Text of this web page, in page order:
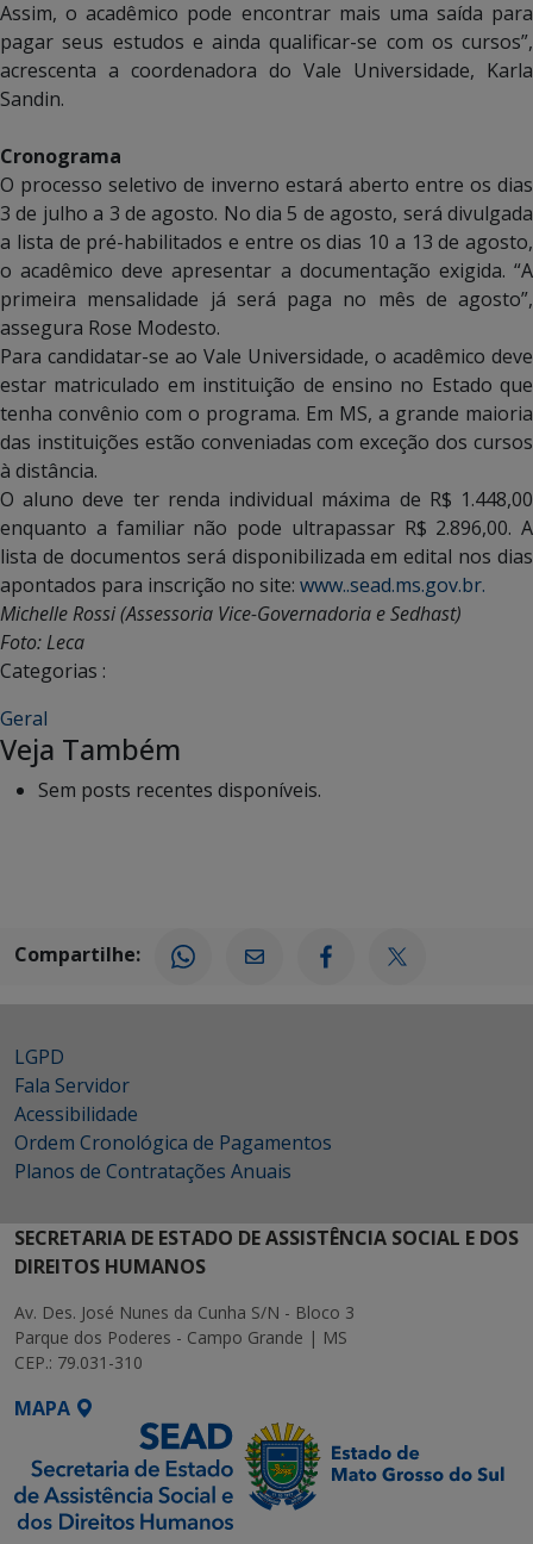
Assim, o acadêmico pode encontrar mais uma saída para
pagar seus estudos e ainda qualificar-se com os cursos”,
acrescenta a coordenadora do Vale Universidade, Karla
Sandin.
Cronograma
O processo seletivo de inverno estará aberto entre os dias
3 de julho a 3 de agosto. No dia 5 de agosto, será divulgada
a lista de pré-habilitados e entre os dias 10 a 13 de agosto,
o acadêmico deve apresentar a documentação exigida. “A
primeira mensalidade já será paga no mês de agosto”,
assegura Rose Modesto.
Para candidatar-se ao Vale Universidade, o acadêmico deve
estar matriculado em instituição de ensino no Estado que
tenha convênio com o programa. Em MS, a grande maioria
das instituições estão conveniadas com exceção dos cursos
à distância.
O aluno deve ter renda individual máxima de R$ 1.448,00
enquanto a familiar não pode ultrapassar R$ 2.896,00. A
lista de documentos será disponibilizada em edital nos dias
apontados para inscrição no site: www..sead.ms.gov.br.
Michelle Rossi (Assessoria Vice-Governadoria e Sedhast)
Foto: Leca
Categorias :
Geral
Veja Também
Sem posts recentes disponíveis.
Compartilhe:
LGPD
Fala Servidor
Acessibilidade
Ordem Cronológica de Pagamentos
Planos de Contratações Anuais
SECRETARIA DE ESTADO DE ASSISTÊNCIA SOCIAL E DOS
DIREITOS HUMANOS
Av. Des. José Nunes da Cunha S/N - Bloco 3
Parque dos Poderes - Campo Grande | MS
CEP.: 79.031-310
MAPA